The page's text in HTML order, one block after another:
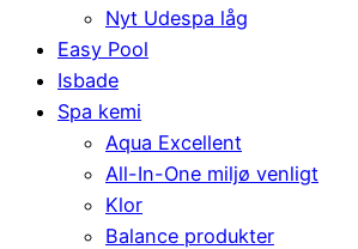
Nyt Udespa låg
Easy Pool
Isbade
Spa kemi
Aqua Excellent
All-In-One miljø venligt
Klor
Balance produkter